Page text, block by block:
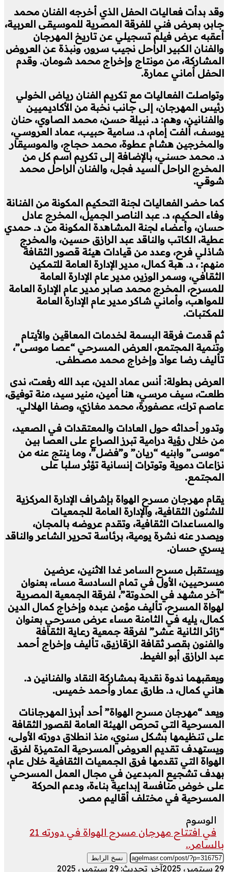
وقد بدأت فعاليات الحفل الذي أخرجه الفنان محمد
جابر، بعرض فني للفرقة المصرية للموسيقى العربية،
أعقبه عرض فيلم تسجيلي عن تاريخ المهرجان
والفنان الكبير الراحل نجيب سرور، ونبذة عن العروض
المشاركة، من مونتاج وإخراج محمد شومان. وقدم
الحفل أماني عمارة.
وتواصلت الفعاليات مع تكريم الفنان رياض الخولي
رئيس المهرجان، إلى جانب نخبة من الأكاديميين
والفنانين، وهم: د. نبيلة حسن، محمد الصاوي، حنان
يوسف، ألفت إمام، د. سامية حبيب، عماد العروسي،
والمخرجين هشام عطوة، محمد حجاج، والموسيقار
د. محمد حسني، بالإضافة إلى تكريم اسم كل من
المخرج الراحل السيد فجل، والفنان الراحل محمد
شوقي.
كما حضر الفعاليات لجنة التحكيم المكونة من الفنانة
وفاء الحكيم، د. عبد الناصر الجميل، المخرج عادل
حسان، وأعضاء لجنة المشاهدة المكونة من د. حمدي
عطية، الكاتب والناقد عبد الرازق حسين، والمخرج
شاذلي فرح، وعدد من قيادات هيئة قصور الثقافة
منهم: ، د. هبة كمال، مدير الإدارة العامة للتمكين
الثقافي، وسمر الوزير، مدير عام الإدارة العامة
للمسرح، المخرج محمد صابر مدير عام الإدارة العامة
للمواهب، وأماني شاكر مدير عام الإدارة العامة
للمكتبات.
ثم قدمت فرقة البسمة لخدمات المعاقين والأيتام
وتنمية المجتمع، العرض المسرحي “عصا موسى”،
تأليف رضا عواد وإخراج محمد مصطفى.
العرض بطولة: أنس عماد الدين، عبد الله رفعت، ندى
طلعت، سيف مرسي، هنا أمين، منير سيد، منة توفيق،
عاصم ترك، عصفورة، محمد مغازي، وصفا الهلالي.
وتدور أحداثه حول العادات والمعتقدات في الصعيد،
من خلال رؤية درامية تبرز الصراع على العصا بين
“موسى” وابنيه “ريان” و”فضل”، وما ينتج عنه من
نزاعات دموية وتوترات إنسانية تؤثر سلبا على
المجتمع.
يقام مهرجان مسرح الهواة بإشراف الإدارة المركزية
للشئون الثقافية، والإدارة العامة للجمعيات
والمساعدات الثقافية، وتقدم عروضه بالمجان،
ويصدر عنه نشرة يومية، برئاسة تحرير الشاعر والناقد
يسري حسان.
ويستقبل مسرح السامر غدا الاثنين، عرضين
مسرحيين، الأول في تمام السادسة مساء، بعنوان
“آخر مشهد في الحدوتة”، لفرقة الجمعية المصرية
لهواة المسرح، تأليف مؤمن عبده وإخراج كمال الدين
كمال، يليه في الثامنة مساء عرض مسرحي بعنوان
“زائر الثانية عشر” لفرقة جمعية رعاية الثقافة
والفنون بقصر ثقافة الزقازيق، تأليف وإخراج أحمد
عبد الرازق أبو الغيط.
ويعقبهما ندوة نقدية بمشاركة النقاد والفنانين د.
هاني كمال، د. طارق عمار وأحمد خميس.
ويعد “مهرجان مسرح الهواة” أحد أبرز المهرجانات
المسرحية التي تحرص الهيئة العامة لقصور الثقافة
على تنظيمها بشكل سنوي، منذ انطلاق دورته الأولى،
ويستهدف تقديم العروض المسرحية المتميزة لفرق
الهواة التي تقدمها فرق الجمعيات الثقافية خلال عام،
بهدف تشجيع المبدعين في مجال العمل المسرحي
على خوض منافسة إبداعية بناءة، ودعم الحركة
المسرحية في مختلف أقاليم مصر.
الوسوم
في افتتاح مهرجان مسرح الهواة في دورته 21
بالسامر..
نسخ الرابط
29 سبتمبر، 2025 آخر تحديث: 29 سبتمبر، 2025